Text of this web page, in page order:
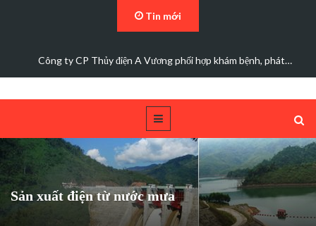
Tin mới
Đảng bộ Công ty Cổ phần Thủy điện A Vương sơ kết…
Sản xuất điện từ nước mưa